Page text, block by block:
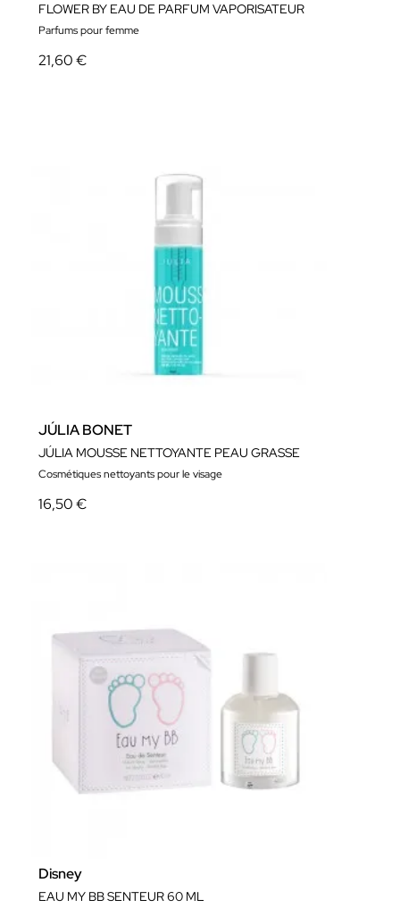
FLOWER BY EAU DE PARFUM VAPORISATEUR
Parfums pour femme
21,60 €
JÚLIA BONET
JÚLIA MOUSSE NETTOYANTE PEAU GRASSE
Cosmétiques nettoyants pour le visage
16,50 €
Disney
EAU MY BB SENTEUR 60 ML